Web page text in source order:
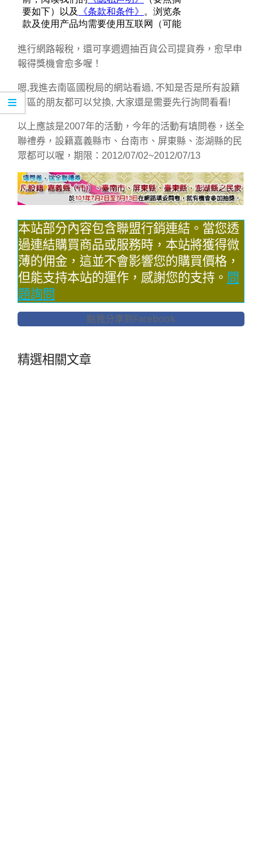
進行網路報稅，還可享週週抽百貨公司提貨券，愈早申
報得獎機會愈多喔！
嗯,我進去南區國稅局的網站看過, 不知是否是所有設籍
南區的朋友都可以兌換, 大家還是需要先行詢問看看!
以上應該是2007年的活動，今年的活動有填問卷，送全
聯禮券，設籍嘉義縣市、台南市、屏東縣、澎湖縣的民
眾都可以喔，期限：2012/07/02~2012/07/13
本站部分內容包含聯盟行銷連結。當您透
過連結購買商品或服務時，本站將獲得微
薄的佣金，這並不會影響您的購買價格，
但能支持本站的運作，感謝您的支持。 問
題詢問
點我分享到Facebook
精選相關文章